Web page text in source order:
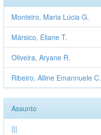
Monteiro, Maria Lúcia G.
Mársico, Eliane T.
Oliveira, Aryane R.
Ribeiro, Alline Emannuele C.
Assunto
|||